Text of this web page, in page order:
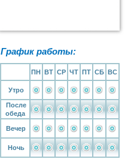
График работы:
ПН ВТ СР ЧТ ПТ СБ ВС
Утро
После
обеда
Вечер
Ночь